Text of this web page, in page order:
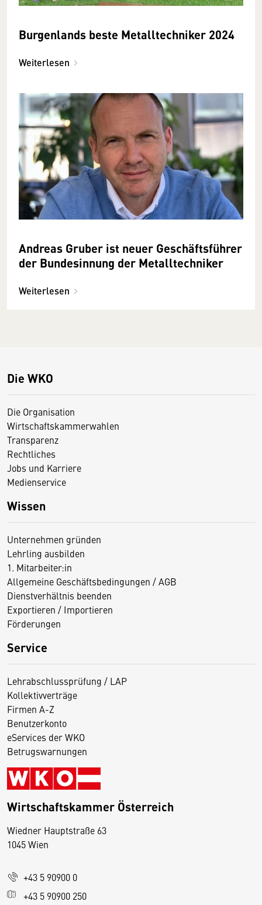
Burgenlands beste Metalltechniker 2024
Weiterlesen
Andreas Gruber ist neuer Geschäftsführer
der Bundesinnung der Metalltechniker
Weiterlesen
Die WKO
Die Organisation
Wirtschaftskammerwahlen
Transparenz
Rechtliches
Jobs und Karriere
Medienservice
Wissen
Unternehmen gründen
Lehrling ausbilden
1. Mitarbeiter:in
Allgemeine Geschäftsbedingungen / AGB
Dienstverhältnis beenden
Exportieren / Importieren
Förderungen
Service
Lehrabschlussprüfung / LAP
Kollektivverträge
Firmen A-Z
Benutzerkonto
eServices der WKO
Betrugswarnungen
Wirtschaftskammer Österreich
Wiedner Hauptstraße 63
1045 Wien
+43 5 90900 0
+43 5 90900 250
D
s
e